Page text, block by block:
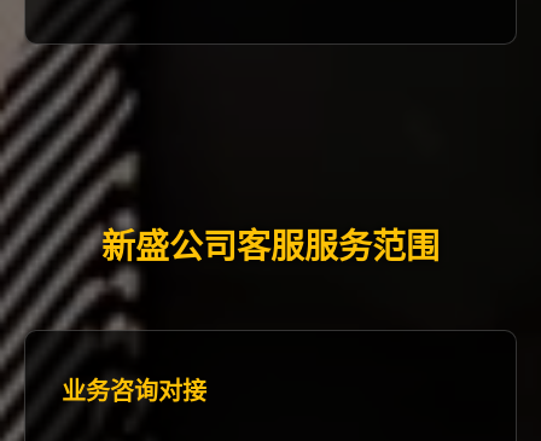
新盛公司客服服务范围
业务咨询对接